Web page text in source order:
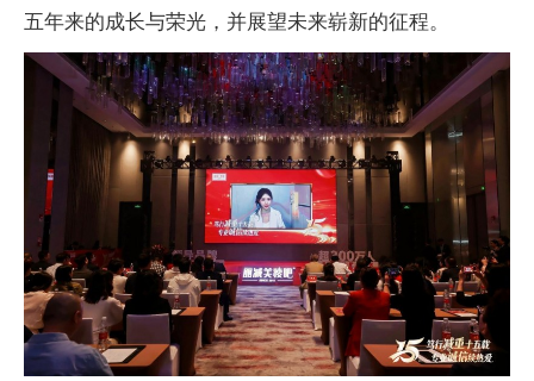
五年来的成长与荣光，并展望未来崭新的征程。